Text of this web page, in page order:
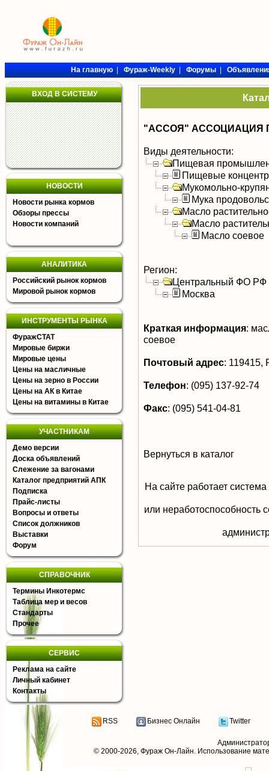
На главную|Фураж-Weekly|Форумы|
ВХОД В СИСТЕМУ
НОВОСТИ
Новости рынка кормов
Обзоры прессы
Новости компаний
АНАЛИТИКА
Российский рынок кормов
Мировой рынок кормов
ИНСТРУМЕНТЫ РЫНКА
ФуражСТАТ
Мировые биржи
Мировые цены
Цены на масличные
Цены на зерно в России
Цены на АК в Китае
Цены на витамины в Китае
УЧАСТНИКАМ
Демо версии
Доска объявлений
Слежение за вагонами
Каталог предприятий АПК
Подписка
Прайс-листы
Вопросы и ответы
Список должников
Выставки
Форум
СПРАВОЧНИК
Термины Инкотермс
Таблица мер и весов
Стандарты
Прочее
СЕРВИС
Реклама на сайте
Личный кабинет
Контакты
"АССОЯ" АССОЦИАЦИЯ
Виды деятельности:
Пищевая
Пищевые
Мукомольно-
Мука
Масло
Масло
Масло соевое
Регион:
Центральный ФО РФ
Москва
Краткая информация:
соевое
Почтовый адрес: 119415,
Телефон: (095) 137-92-74
Факс: (095) 541-04-81
Вернуться в каталог
На сайте работает
или неработоспособность
RSS Бизнес Онлайн Twitter
© 2000-2026, Фураж Он-Лайн. Использование